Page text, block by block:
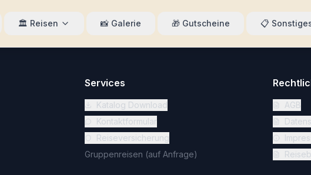
🏛️ Reisen 📸 Galerie 🎁 Gutscheine 📋
Services
Katalog Download
Kontaktformular
Reiseversicherung
Gruppenreisen (auf Anfrage)
AGB